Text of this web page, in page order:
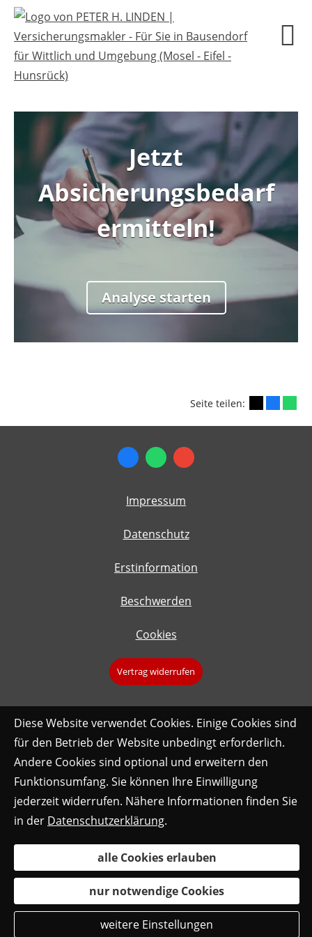
Jetzt
Absicherungsbedarf
ermitteln!
Analyse starten
Sind Sie Single oder in
einer Beziehung?
Single Beziehung
Seite teilen:
Impressum
Datenschutz
Erstinformation
Beschwerden
Cookies
Vertrag widerrufen
Diese Website verwendet Cookies. Einige Cookies sind
für den Betrieb der Website unbedingt erforderlich.
Andere Cookies sind optional und erweitern den
Funktionsumfang. Sie können Ihre Einwilligung
jederzeit widerrufen. Nähere Informationen finden Sie
in der Datenschutzerklärung.
alle Cookies erlauben
nur notwendige Cookies
weitere Einstellungen